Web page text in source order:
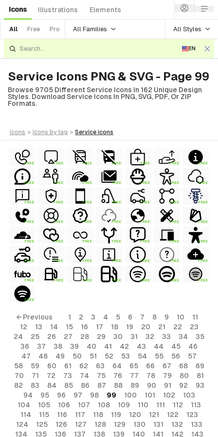
Icons Illustrations Elements
All Free Pro All Families All Styles
EN
Service Icons PNG & SVG - Page 99
Browse 9705 Different Service Icons In 162 Unique Design
Styles. Download Service Icons In PNG, SVG, PDF, Or ZIP
Formats.
icons > icons by tag > service icons
FREE FREE FREE FREE FREE FREE FREE
FREE FREE FREE FREE FREE FREE FREE
FREE FREE FREE FREE FREE FREE FREE
FREE FREE FREE FREE FREE FREE FREE
FREE FREE FREE FREE FREE FREE FREE
FREE FREE FREE FREE FREE FREE FREE
FREE FREE FREE FREE FREE FREE FREE
FREE
← Previous 1 2 3 4 5 6 7 8 9 10
11
12
13 14 15 16 17 18 19 20 21 22
23
24
25 26 27 28 29 30 31 32 33 34
35
36
37 38 39 40 41 42 43 44 45
46
47
48 49 50 51 52 53 54 55 56
57
58
59 60 61 62 63 64 65 66 67 68
69
70
71 72 73 74 75 76 77 78 79 80
81
82
83 84 85 86 87 88 89 90 91 92
93
94
95 96 97 98 99 100 101 102
103
104
105 106 107 108 109 110 111 112
113
114
115 116 117 118 119 120 121 122
123
124
125 126 127 128 129 130 131 132
133
134
135 136 137 138 139 140 141 142 143